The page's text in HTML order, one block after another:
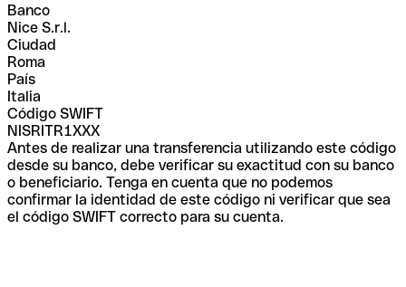
Banco
Nice S.r.l.
Ciudad
Roma
País
Italia
Código SWIFT
NISRITR1XXX
Antes de realizar una transferencia utilizando este código
desde su banco, debe verificar su exactitud con su banco
o beneficiario. Tenga en cuenta que no podemos
confirmar la identidad de este código ni verificar que sea
el código SWIFT correcto para su cuenta.